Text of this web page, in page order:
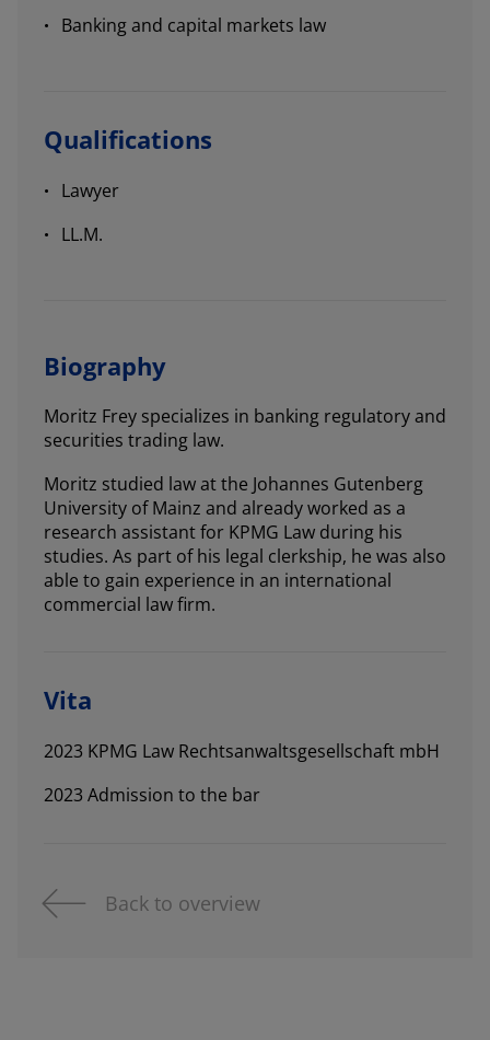
Banking and capital markets law
Qualifications
Lawyer
LL.M.
Biography
Moritz Frey specializes in banking regulatory and
securities trading law.
Moritz studied law at the Johannes Gutenberg
University of Mainz and already worked as a
research assistant for KPMG Law during his
studies. As part of his legal clerkship, he was also
able to gain experience in an international
commercial law firm.
Vita
2023 KPMG Law Rechtsanwaltsgesellschaft mbH
2023 Admission to the bar
Back to overview